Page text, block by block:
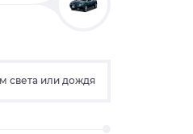
света или дождя